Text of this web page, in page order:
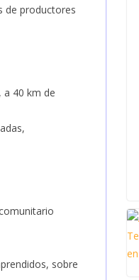
de productores
a 40 km de
sobre